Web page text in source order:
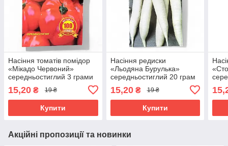
Насіння томатів помідор
«Мікадо Червоний»
середньостиглий 3 грами
15,20 ₴ 19 ₴
Купити
Насіння редиски
«Льодяна Бурулька»
середньостиглий 20 грам
15,20₴ 19 ₴
Купити
Акційні пропозиції та новинки